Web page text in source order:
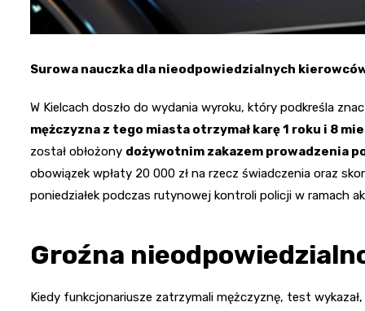
Surowa nauczka dla nieodpowiedzialnych
W Kielcach doszło do wydania wyroku, który podkreśla
mężczyzna z tego miasta otrzymał karę 1 roku i 8
został obłożony dożywotnim zakazem prowadzenia
obowiązek wpłaty 20 000 zł na rzecz świadczenia oraz
poniedziałek podczas rutynowej kontroli policji w ramach
Groźna
Kiedy funkcjonariusze zatrzymali mężczyznę, test